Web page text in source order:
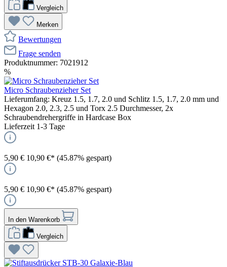
Vergleich
Merken
Bewertungen
Frage senden
Produktnummer: 7021912
%
Micro Schraubenzieher Set
Lieferumfang: Kreuz 1.5, 1.7, 2.0 und Schlitz 1.5, 1.7, 2.0 mm und
Hexagon 2.0, 2.3, 2.5 und Torx 2.5 Durchmesser, 2x
Schraubendrehergriffe in Hardcase Box
Lieferzeit 1-3 Tage
5,90 € 10,90 €* (45.87% gespart)
5,90 € 10,90 €* (45.87% gespart)
In den Warenkorb
Vergleich